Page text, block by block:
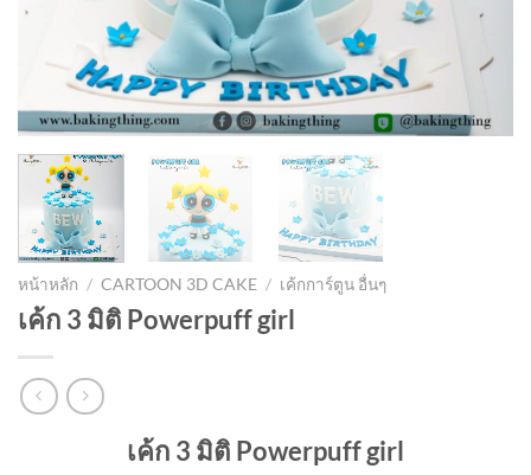
หน้าหลัก / CARTOON 3D CAKE / เค้กการ์ตูน อื่นๆ
เค้ก 3 มิติ Powerpuff girl
เค้ก 3 มิติ Powerpuff girl